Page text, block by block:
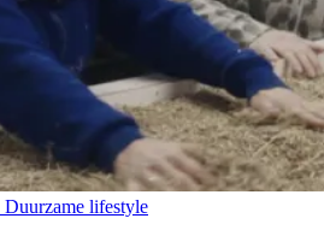
Duurzame lifestyle